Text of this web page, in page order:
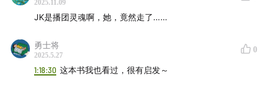
2025.11.09
JK是播团灵魂啊，她，竟然走了……
勇士将
2025.5.27
0
1:18:30 这本书我也看过，很有启发～